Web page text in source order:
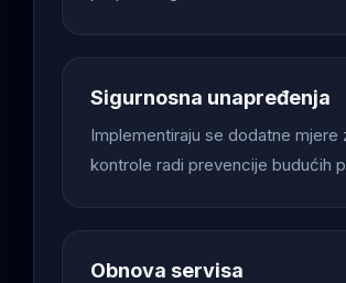
Sigurnosna unapređenja
Implementiraju se dodatne mjere
kontrole radi prevencije budućih
Obnova servisa